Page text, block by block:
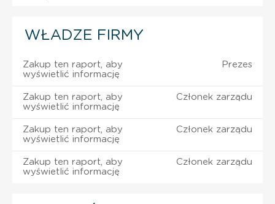
WŁADZE FIRMY
Zakup ten raport, aby
wyświetlić informację
Prezes
Zakup ten raport, aby
wyświetlić informację
Członek zarządu
Zakup ten raport, aby
wyświetlić informację
Członek zarządu
Zakup ten raport, aby
wyświetlić informację
Członek zarządu